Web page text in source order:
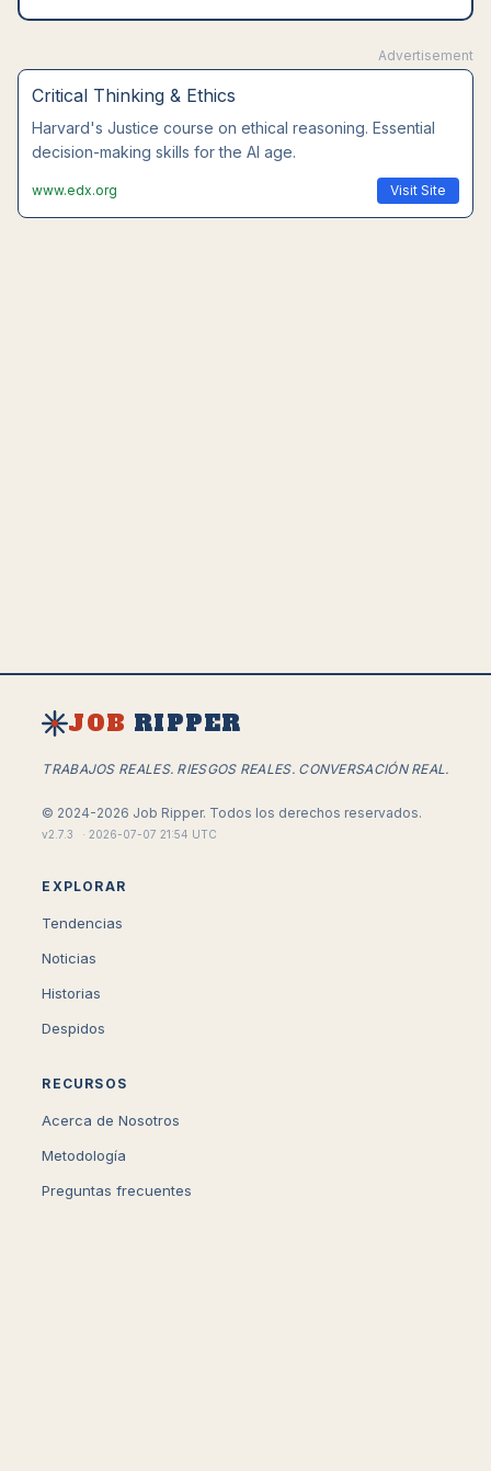
Advertisement
Critical Thinking & Ethics
Harvard's Justice course on ethical reasoning. Essential
decision-making skills for the AI age.
www.edx.org Visit Site
JOB RIPPER
TRABAJOS REALES. RIESGOS REALES. CONVERSACIÓN REAL.
© 2024-2026 Job Ripper. Todos los derechos reservados.
v2.7.3 ·2026-07-07 21:54 UTC
EXPLORAR
Tendencias
Noticias
Historias
Despidos
RECURSOS
Acerca de Nosotros
Metodología
Preguntas frecuentes